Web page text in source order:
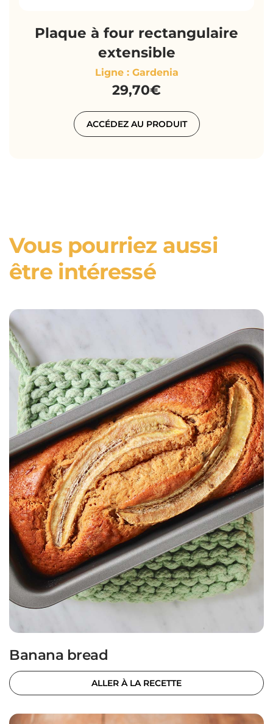
Plaque à four rectangulaire
extensible
Ligne : Gardenia
29,70€
ACCÉDEZ AU PRODUIT
Vous pourriez aussi
être intéressé
Banana bread
ALLER À LA RECETTE